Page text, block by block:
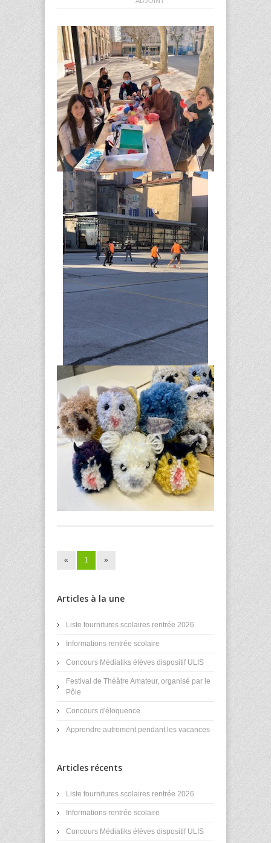
« 1 »
Articles à la une
Liste fournitures scolaires rentrée 2026
Informations rentrée scolaire
Concours Médiatiks élèves dispositif ULIS
Festival de Théâtre Amateur, organisé par le
Pôle
Concours d'éloquence
Apprendre autrement pendant les vacances
Articles récents
Liste fournitures scolaires rentrée 2026
Informations rentrée scolaire
Concours Médiatiks élèves dispositif ULIS